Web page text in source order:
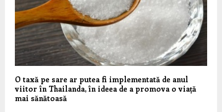
​O taxă pe sare ar putea fi implementată de anul
viitor în Thailanda, în ideea de a promova o viață
mai sănătoasă